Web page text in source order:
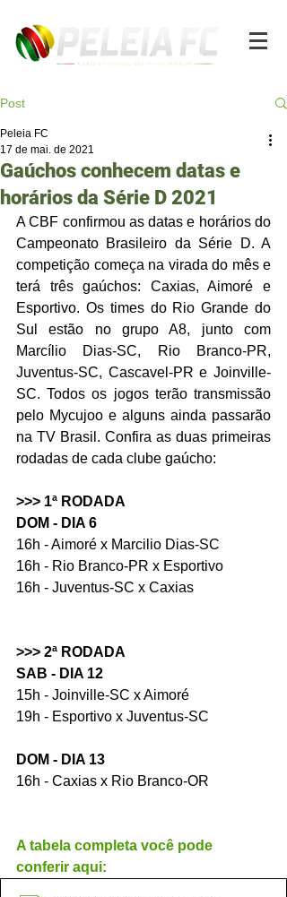
Post
Gaúchos conhecem datas e
horários da Série D 2021
Peleia FC
17 de mai. de 2021
A CBF confirmou as datas e horários do
Campeonato Brasileiro da Série D. A
competição começa na virada do mês e
terá três gaúchos: Caxias, Aimoré e
Esportivo. Os times do Rio Grande do
Sul estão no grupo A8, junto com
Marcílio Dias-SC, Rio Branco-PR,
Juventus-SC, Cascavel-PR e Joinville-
SC. Todos os jogos terão transmissão
pelo Mycujoo e alguns ainda passarão
na TV Brasil. Confira as duas primeiras
rodadas de cada clube gaúcho:
>>> 1ª RODADA
DOM - DIA 6
16h - Aimoré x Marcilio Dias-SC
16h - Rio Branco-PR x Esportivo
16h - Juventus-SC x Caxias
>>> 2ª RODADA
SAB - DIA 12
15h - Joinville-SC x Aimoré
19h - Esportivo x Juventus-SC
DOM - DIA 13
16h - Caxias x Rio Branco-OR
A tabela completa você pode
conferir aqui: